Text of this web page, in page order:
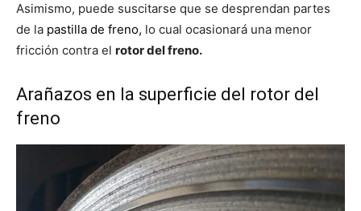
Asimismo, puede suscitarse que se desprendan partes
de la pastilla de freno, lo cual ocasionará una menor
fricción contra el rotor del freno.
Arañazos en la superficie del rotor del
freno